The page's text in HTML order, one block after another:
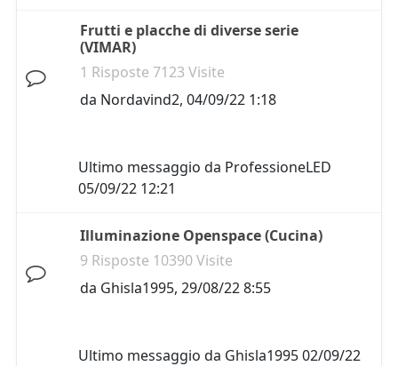
Frutti e placche di diverse serie
(VIMAR)
1 Risposte 7123 Visite
da Nordavind2, 04/09/22 1:18
Ultimo messaggio da ProfessioneLED
05/09/22 12:21
Illuminazione Openspace (Cucina)
9 Risposte 10390 Visite
da Ghisla1995, 29/08/22 8:55
Ultimo messaggio da Ghisla199502/09/22